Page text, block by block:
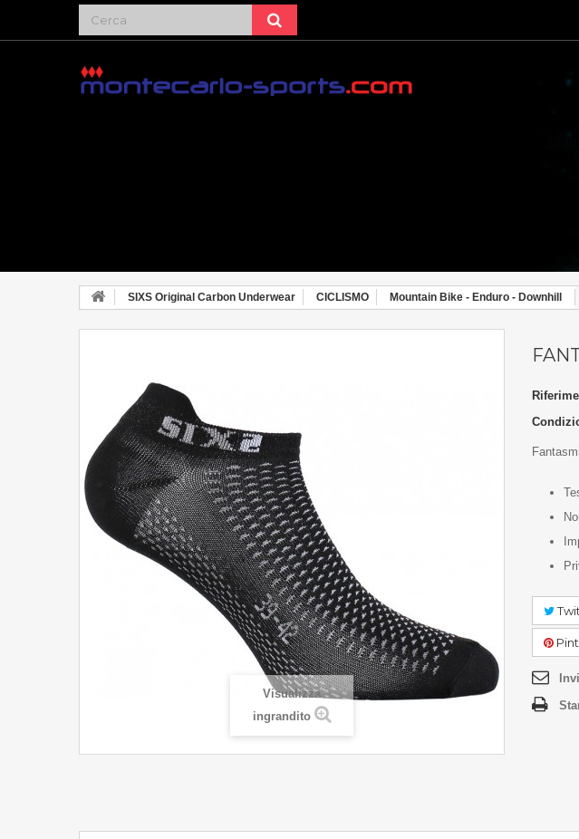
SIXS Original Carbon Underwear CICLISMO Mountain Bike - Enduro - Downhill
Visualizza
ingrandito